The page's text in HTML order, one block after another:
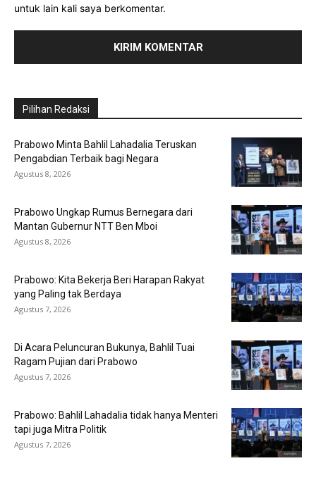
untuk lain kali saya berkomentar.
Pilihan Redaksi
Prabowo Minta Bahlil Lahadalia Teruskan
Pengabdian Terbaik bagi Negara
Agustus 8, 2026
Prabowo Ungkap Rumus Bernegara dari
Mantan Gubernur NTT Ben Mboi
Agustus 8, 2026
Prabowo: Kita Bekerja Beri Harapan Rakyat
yang Paling tak Berdaya
Agustus 7, 2026
Di Acara Peluncuran Bukunya, Bahlil Tuai
Ragam Pujian dari Prabowo
Agustus 7, 2026
Prabowo: Bahlil Lahadalia tidak hanya Menteri
tapi juga Mitra Politik
Agustus 7, 2026